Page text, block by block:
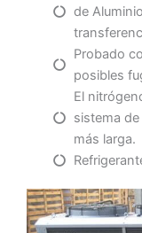
de
Probado
posibles
El
sistema
más larga.